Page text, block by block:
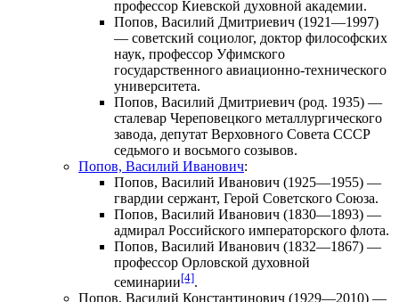
профессор Киевской духовной академии.
Попов, Василий Дмитриевич (1921—1997)
— советский социолог, доктор философских
наук, профессор Уфимского
государственного авиационно-технического
университета.
Попов, Василий Дмитриевич (род. 1935) —
сталевар Череповецкого металлургического
завода, депутат Верховного Совета СССР
седьмого и восьмого созывов.
Попов, Василий Иванович:
Попов, Василий Иванович (1925—1955) —
гвардии сержант, Герой Советского Союза.
Попов, Василий Иванович (1830—1893) —
адмирал Российского императорского флота.
Попов, Василий Иванович (1832—1867) —
профессор Орловской духовной
семинарии[4].
Попов, Василий Константинович (1929—2010) —